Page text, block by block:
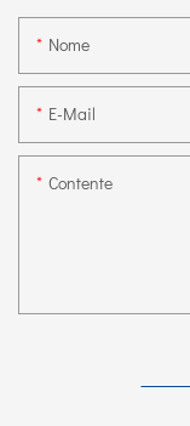
Nome
E-Mail
Contente